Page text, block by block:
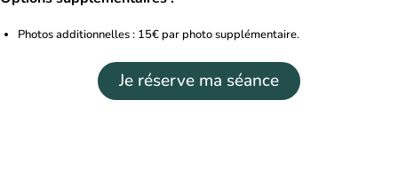
Photos additionnelles : 15€ par photo supplémentaire.
Je réserve ma séance